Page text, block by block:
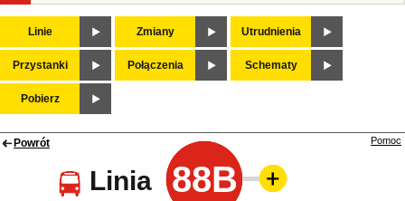
Linie Zmiany Utrudnienia
Przystanki Połączenia Schematy
Pobierz
Powrót
Linia 88B
Pomoc